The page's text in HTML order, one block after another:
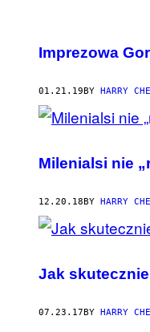
POSTS
THIS
AUTHOR
Imprezowa
01.21.19 BY HARRY
Milenialsi nie
12.20.18 BY HARRY
Jak
07.23.17 BY HARRY